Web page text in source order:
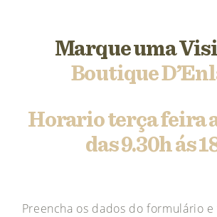
Marque uma
Boutique
Horario terça feira
das 9.30h ás
Preencha os dados do formulário e